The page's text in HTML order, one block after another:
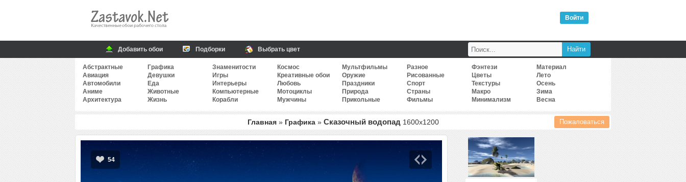
Войти
Добавить обои Подборки Выбрать цвет
Абстрактные
Авиация
Автомобили
Аниме
Архитектура
Графика
Девушки
Еда
Животные
Жизнь
Знаменитости
Игры
Интерьеры
Компьютерные
Корабли
Космос
Креативные обои
Любовь
Мотоциклы
Мужчины
Мультфильмы
Оружие
Праздники
Природа
Прикольные
Разное
Рисованные
Спорт
Страны
Фильмы
Фэнтези
Цветы
Текстуры
Макро
Минимализм
Материал
Лето
Осень
Зима
Весна
Главная» Графика» Сказочный водопад 1600x1200 Пожаловаться
54